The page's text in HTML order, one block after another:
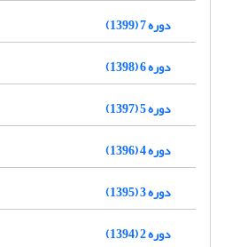
دوره 7 (1399)
دوره 6 (1398)
دوره 5 (1397)
دوره 4 (1396)
دوره 3 (1395)
دوره 2 (1394)